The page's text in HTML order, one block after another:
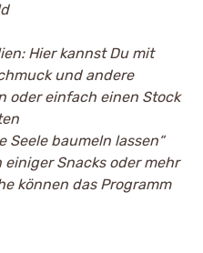
Hier kannst Du mit
und andere
oder einfach einen Stock
Seele baumeln lassen“
einiger Snacks oder mehr
können das Programm